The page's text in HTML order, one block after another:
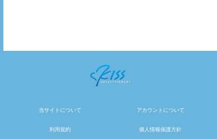
当サイトについて アカウントについて
利用規約 個人情報保護方針